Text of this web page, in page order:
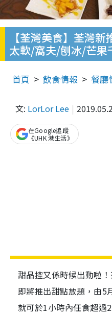
【荃灣美食】荃灣
太軟/窩夫/刨冰/芒果
首頁 飲食情報 餐廳
文: LorLor Lee
在Google追蹤
《UHK 港生活》
甜品控又係時候出動啦
即將推出甜點放題，由5
就可於1小時內任食超過